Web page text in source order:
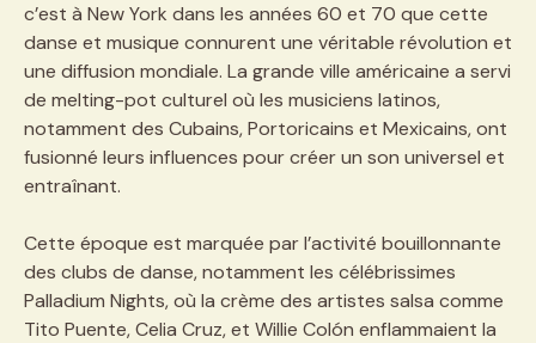
c’est à New York dans les années 60 et 70 que cette
danse et musique connurent une véritable révolution et
une diffusion mondiale. La grande ville américaine a servi
de melting-pot culturel où les musiciens latinos,
notamment des Cubains, Portoricains et Mexicains, ont
fusionné leurs influences pour créer un son universel et
entraînant.
Cette époque est marquée par l’activité bouillonnante
des clubs de danse, notamment les célébrissimes
Palladium Nights, où la crème des artistes salsa comme
Tito Puente, Celia Cruz, et Willie Colón enflammaient la